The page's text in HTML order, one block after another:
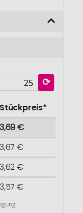
Stückpreis*
3,69 €
3,67 €
3,62 €
3,57 €